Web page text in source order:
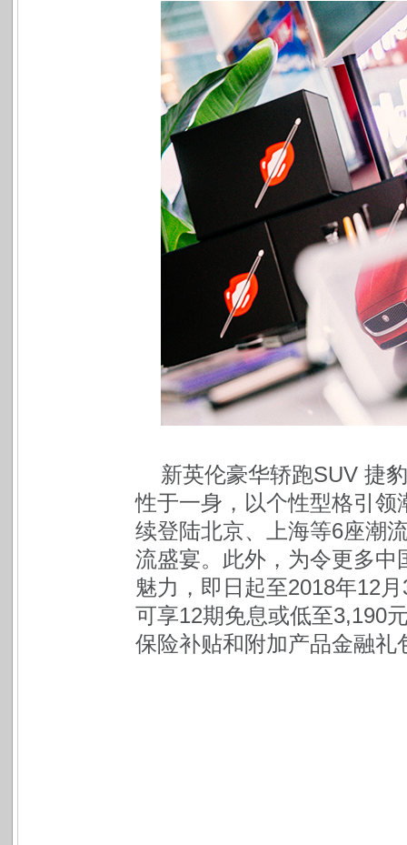
新英伦豪华轿跑SUV 捷
性于一身，以个性型格引领
续登陆北京、上海等6座潮
流盛宴。此外，为令更多中
魅力，即日起至2018年12
可享12期免息或低至3,190
保险补贴和附加产品金融礼